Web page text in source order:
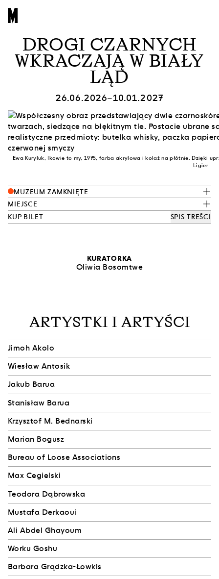
DROGI CZARNYCH
WKRACZAJĄ W BIAŁY
LĄD
26.06.2026–10.01.2027
Ewa Kuryluk, Ikowie to my, 1975, farba akrylowa i kolaż na płótnie. Dzięki
Ligier
MUZEUM ZAMKNIĘTE
MIEJSCE
KUP BILET
SPIS TREŚCI
KURATORKA
Oliwia Bosomtwe
ARTYSTKI I ARTYŚCI
Jimoh Akolo
Wiesław Antosik
Jakub Barua
Stanisław Barua
Krzysztof M. Bednarski
Marian Bogusz
Bureau of Loose Associations
Max Cegielski
Teodora Dąbrowska
Mustafa Derkaoui
Ali Abdel Ghayoum
Worku Goshu
Barbara Grądzka-Łowkis